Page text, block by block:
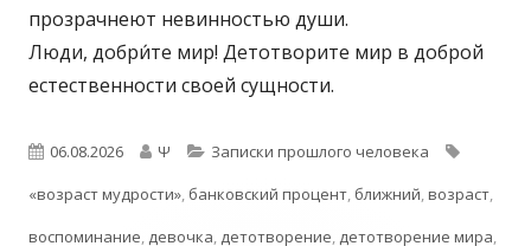
прозрачнеют невинностью души.
Люди, добри́те мир! Детотворите мир в доброй
естественности своей сущности.
Опубликовано
06.08.2026 Автор
Ψ Рубрики
Записки прошлого человека
Метки
«возраст мудрости», банковский процент, ближний,возраст,
воспоминание, девочка, детотворение, детотворение мира,